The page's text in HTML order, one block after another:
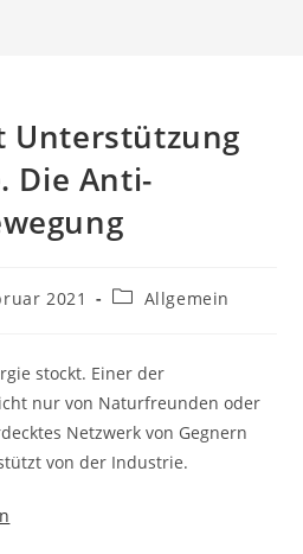
Unterstützung
Die Anti-
2021
Beitrags-
Allgemein
stockt. Einer der
nur von Naturfreunden oder
Netzwerk von Gegnern
von der Industrie.